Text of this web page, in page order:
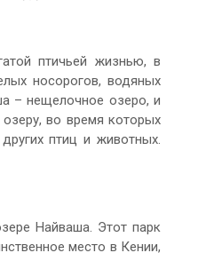
птичьей жизнью, в
носорогов, водяных
– нещелочное озеро, и
во время которых
птиц и животных.
Найваша. Этот парк
место в Кении,